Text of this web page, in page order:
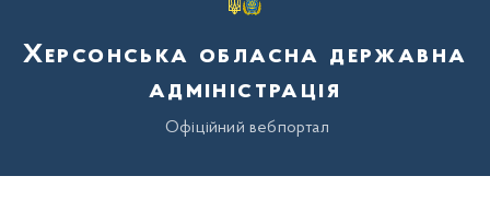
Херсонська обласна державна
адміністрація
Офіційний вебпортал